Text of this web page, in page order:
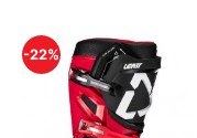
-22%